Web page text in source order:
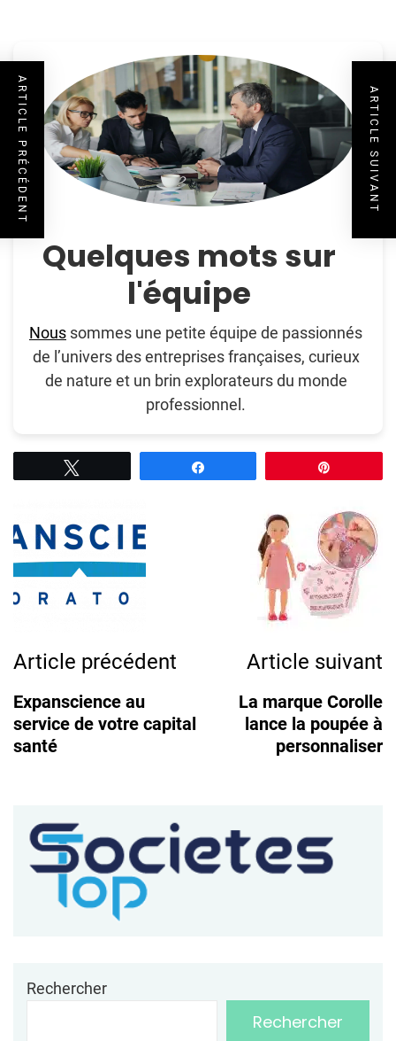
Quelques mots sur
l'équipe
Nous sommes une petite équipe de passionnés
de l’univers des entreprises françaises, curieux
de nature et un brin explorateurs du monde
professionnel.
Post
Navigation
Article précédent
Expanscience au
service de votre capital
santé
Article suivant
La marque Corolle
lance la poupée à
personnaliser
ARTICLE PRÉCÉDENT ARTICLE SUIVANT
Rechercher
Rechercher